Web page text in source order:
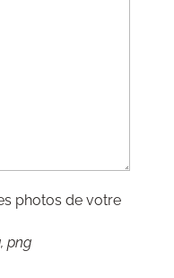
photos de votre
png